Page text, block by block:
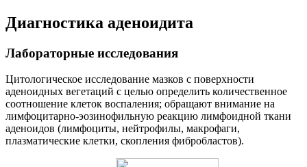
Диагностика аденоидита
Лабораторные исследования
Цитологическое исследование мазков с поверхности
аденоидных вегетаций с целью определить количественное
соотношение клеток воспаления; обращают внимание на
лимфоцитарно-эозинофильную реакцию лимфоидной ткани
аденоидов (лимфоциты, нейтрофилы, макрофаги,
плазматические клетки, скопления фибробластов).